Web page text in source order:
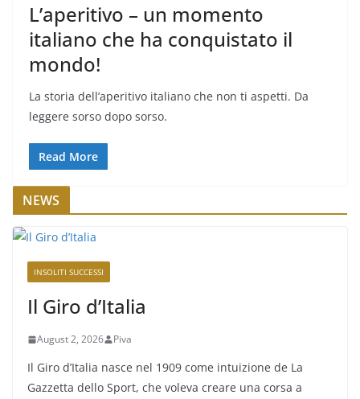
L’aperitivo – un momento
italiano che ha conquistato il
mondo!
La storia dell’aperitivo italiano che non ti aspetti. Da
leggere sorso dopo sorso.
Read More
NEWS
INSOLITI SUCCESSI
Il Giro d’Italia
August 2, 2026 Piva
Il Giro d’Italia nasce nel 1909 come intuizione de La
Gazzetta dello Sport, che voleva creare una corsa a